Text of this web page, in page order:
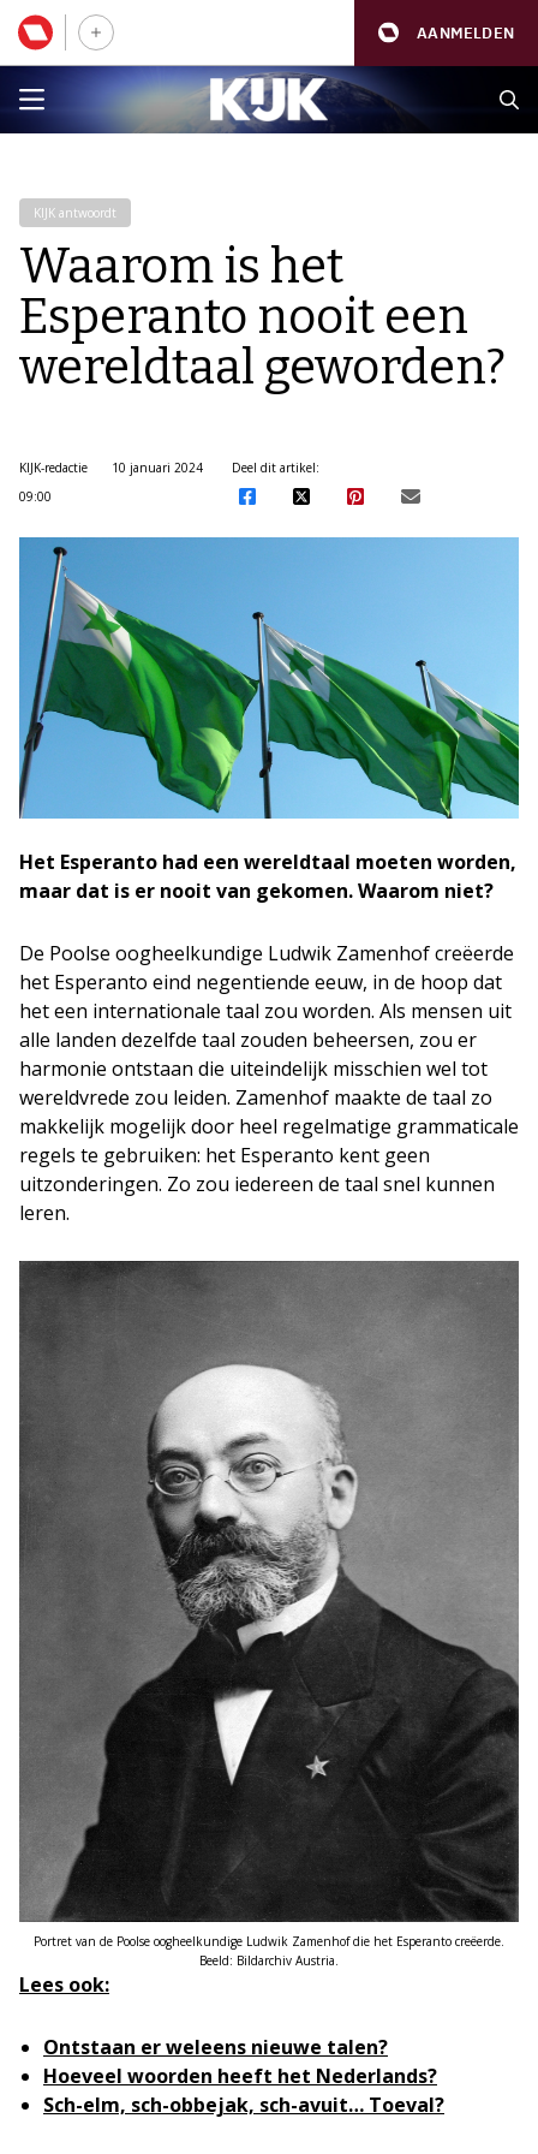
AANMELDEN
KIJK antwoordt
Waarom is het
Esperanto nooit een
wereldtaal geworden?
KIJK-redactie
10 januari 2024
09:00
Deel dit artikel:
Het Esperanto had een wereldtaal moeten worden,
maar dat is er nooit van gekomen. Waarom niet?
De Poolse oogheelkundige Ludwik Zamenhof creëerde
het Esperanto eind negentiende eeuw, in de hoop dat
het een internationale taal zou worden. Als mensen uit
alle landen dezelfde taal zouden beheersen, zou er
harmonie ontstaan die uiteindelijk misschien wel tot
wereldvrede zou leiden. Zamenhof maakte de taal zo
makkelijk mogelijk door heel regelmatige grammaticale
regels te gebruiken: het Esperanto kent geen
uitzonderingen. Zo zou iedereen de taal snel kunnen
leren.
Portret van de Poolse oogheelkundige Ludwik Zamenhof die het Esperanto creëerde.
Beeld: Bildarchiv Austria.
Lees ook:
Ontstaan er weleens nieuwe talen?
Hoeveel woorden heeft het Nederlands?
Sch-elm, sch-obbejak, sch-avuit… Toeval?